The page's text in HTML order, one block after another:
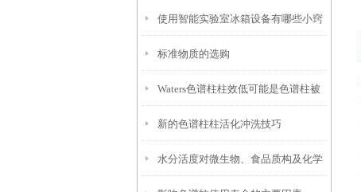
使用智能实验室冰箱设备有哪些小窍
门？
标准物质的选购
Waters色谱柱柱效低可能是色谱柱被
污染、过滤片部分堵塞、色谱柱内的
死体积造成
新的色谱柱柱活化冲洗技巧
水分活度对微生物、食品质构及化学